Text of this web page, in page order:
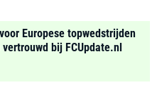
Europese topwedstrijden
bij FCUpdate.nl